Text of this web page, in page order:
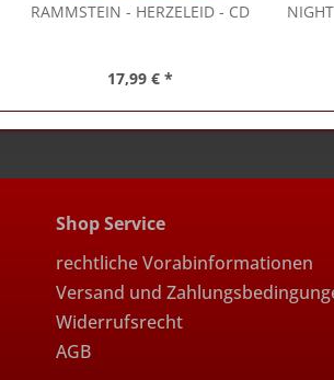
RAMMSTEIN - HERZELEID - CD
17,99 € *
Shop Service
rechtliche Vorabinformationen
Versand und
Widerrufsrecht
AGB